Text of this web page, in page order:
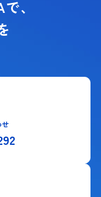
、
せ